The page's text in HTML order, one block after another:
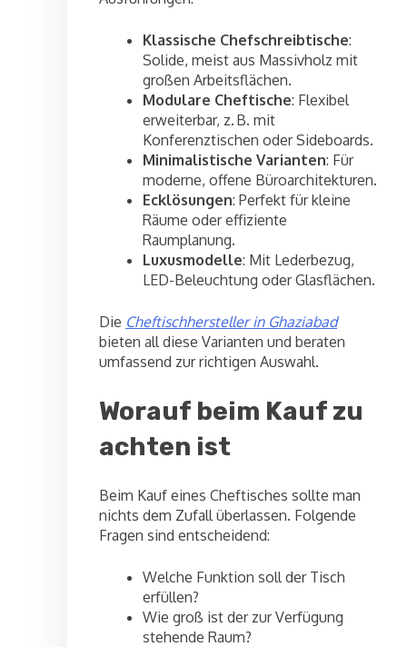
Klassische Chefschreibtische:
Solide, meist aus Massivholz mit
großen Arbeitsflächen.
Modulare Cheftische: Flexibel
erweiterbar, z. B. mit
Konferenztischen oder Sideboards.
Minimalistische Varianten: Für
moderne, offene Büroarchitekturen.
Ecklösungen: Perfekt für kleine
Räume oder effiziente
Raumplanung.
Luxusmodelle: Mit Lederbezug,
LED-Beleuchtung oder Glasflächen.
Die Cheftischhersteller in Ghaziabad
bieten all diese Varianten und beraten
umfassend zur richtigen Auswahl.
Worauf beim Kauf zu
achten ist
Beim Kauf eines Cheftisches sollte man
nichts dem Zufall überlassen. Folgende
Fragen sind entscheidend:
Welche Funktion soll der Tisch
erfüllen?
Wie groß ist der zur Verfügung
stehende Raum?